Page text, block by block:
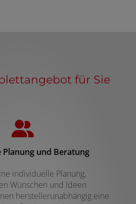
für Sie
und Beratung
individuelle Planung,
Wünschen und Ideen
herstellerunabhängig eine